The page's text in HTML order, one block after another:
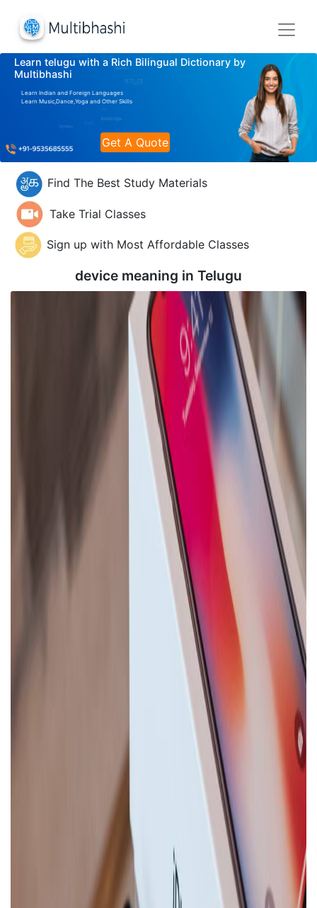
Learn telugu with a Rich Bilingual Dictionary by
Multibhashi
Learn Indian and Foreign Languages
Learn Music,Dance,Yoga and Other Skills
Get A Quote
Find The Best Study Materials
Take Trial Classes
Sign up with Most Affordable Classes
device meaning in Telugu